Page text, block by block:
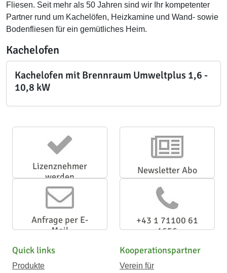
Fliesen. Seit mehr als 50 Jahren sind wir Ihr kompetenter
Partner rund um Kachelöfen, Heizkamine und Wand- sowie
Bodenfliesen für ein gemütliches Heim.
Kachelofen
Kachelofen mit Brennraum Umweltplus 1,6 -
10,8 kW
Lizenznehmer
werden
Newsletter Abo
Anfrage per E-
Mail
+43 1 71100 61
1656
Quick links
Produkte
Kooperationspartner
Verein für